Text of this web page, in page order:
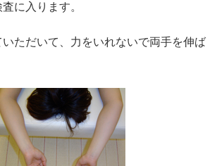
に入ります。
ただいて、力をいれないで両手を伸ば